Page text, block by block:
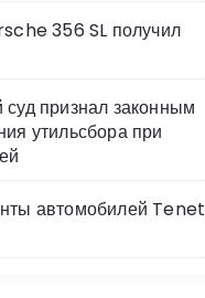
356 SL получил
признал законным
утильсбора при
автомобилей Tenet